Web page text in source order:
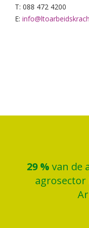
T: 088 472 4200
E:
30 % van de
agrosector